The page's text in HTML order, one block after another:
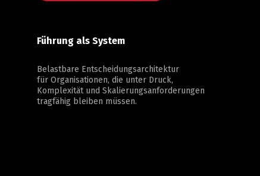
Führung als System
Belastbare Entscheidungsarchitektur
für Organisationen, die unter Druck,
Komplexität und Skalierungsanforderungen
tragfähig bleiben müssen.